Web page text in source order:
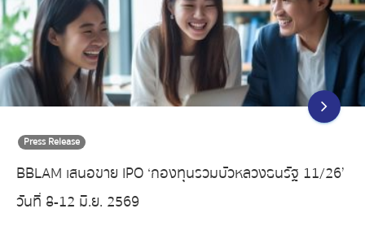
Press Release
BBLAM เสนอขาย IPO ‘กองทุนรวมบัวหลวงธนรัฐ 11/26’
วันที่ 8-12 มิ.ย. 2569